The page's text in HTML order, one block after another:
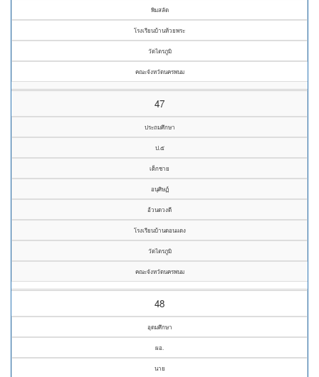
พิมสลัด
โรงเรียนบ้านห้วยพระ
วัดไตรภูมิ
คณะจังหวัดนครพนม
47
ประถมศึกษา
ป.๕
เด็กชาย
อนุศิษฏ์
อ้วนดวงดี
โรงเรียนบ้านดอนแดง
วัดไตรภูมิ
คณะจังหวัดนครพนม
48
อุดมศึกษา
ผอ.
นาย